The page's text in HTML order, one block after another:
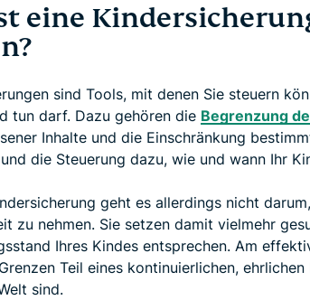
eine
sind Tools, mit denen Sie steuern
tun darf. Dazu gehören die Begrenzung
Inhalte und die Einschränkung
die Steuerung dazu, wie und wann Ihr
geht es allerdings nicht
zu nehmen. Sie setzen damit vielmehr
Ihres Kindes entsprechen. Am
Teil eines kontinuierlichen,
sind.